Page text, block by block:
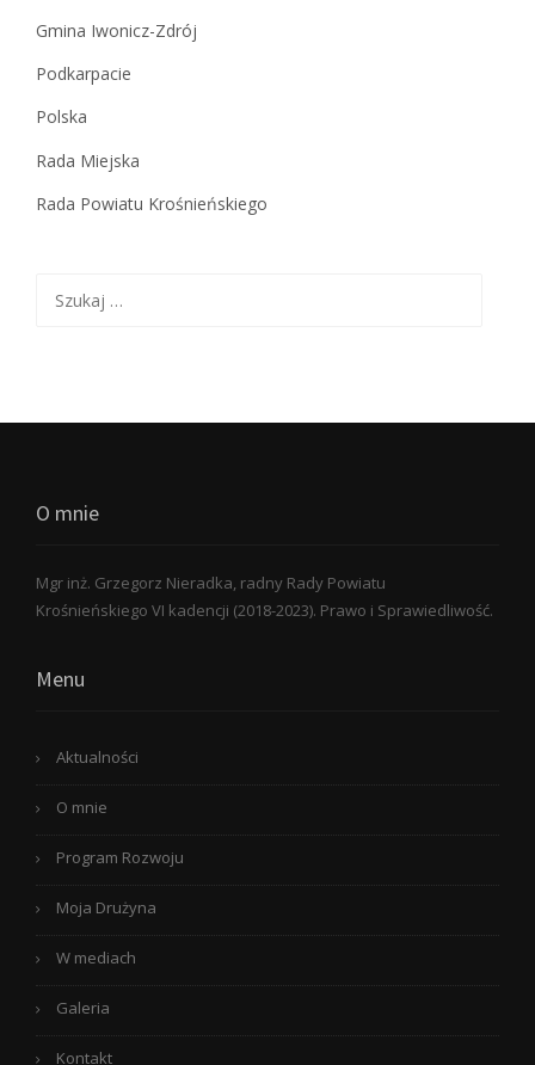
Gmina Iwonicz-Zdrój
Podkarpacie
Polska
Rada Miejska
Rada Powiatu Krośnieńskiego
O mnie
Mgr inż. Grzegorz Nieradka, radny Rady Powiatu
Krośnieńskiego VI kadencji (2018-2023). Prawo i Sprawiedliwość.
Menu
Aktualności
O mnie
Program Rozwoju
Moja Drużyna
W mediach
Galeria
Kontakt